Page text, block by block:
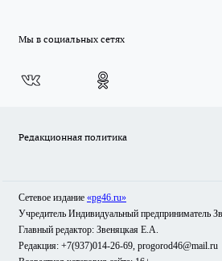
Мы в социальных сетях
Редакционная политика
Сетевое издание «pg46.ru»
Учредитель Индивидуальный предприниматель
Главный редактор: Звеняцкая Е.А.
Редакция: +7(937)014-26-69, progorod46@mail.ru